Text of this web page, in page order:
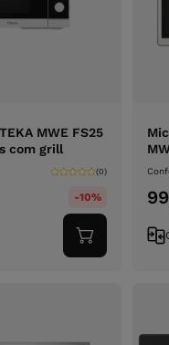
MWE FS25
com grill
(0)
-10%
Adicionar
ao
99